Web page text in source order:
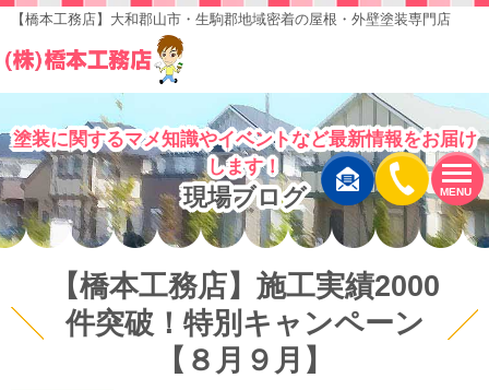
MENU
【橋本工務店】大和郡山市・生駒郡地域密着の屋根・外壁塗装専門店
塗装に関するマメ知識やイベントなど最新情報をお届け
します！
現場ブログ
【橋本工務店】施工実績2000
件突破！特別キャンペーン
【８月９月】